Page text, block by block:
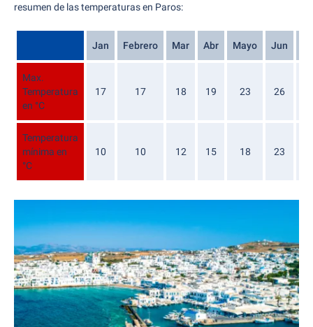
resumen de las temperaturas en Paros:
Jan Febrero Mar Abr Mayo Jun
Max.
Temperatura
en °C
17 17 18 19 23 26
Temperatura
mínima en
°C
10 10 12 15 18 23